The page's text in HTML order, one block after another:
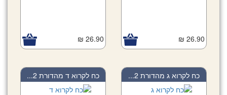
26.90 ₪
26.90 ₪
כח לקרוא ג מהדורת 2... כח לקרוא ד מהדורת 2...